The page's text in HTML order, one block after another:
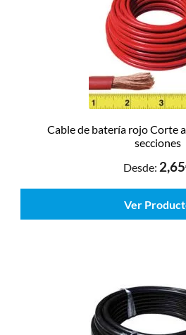
Cable de batería rojo Corte
secciones
Desde: 2,65
Ver